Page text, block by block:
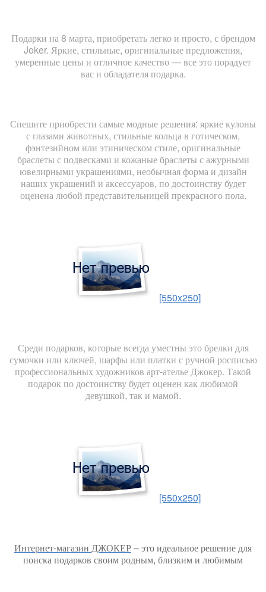
Подарки на 8 марта, приобретать легко и просто, с брендом
Joker. Яркие, стильные, оригинальные предложения,
умеренные цены и отличное качество — все это порадует
вас и обладателя подарка.
Спешите приобрести самые модные решения: яркие кулоны
с глазами животных, стильные кольца в готическом,
фэнтезийном или этиническом стиле, оригинальные
браслеты с подвесками и кожаные браслеты с ажурными
ювелирными украшениями, необычная форма и дизайн
наших украшений и аксессуаров, по достоинству будет
оценена любой представительницей прекрасного пола.
[550x250]
Среди подарков, которые всегда уместны это брелки для
сумочки или ключей, шарфы или платки с ручной росписью
профессиональных художников арт-ателье Джокер. Такой
подарок по достоинству будет оценен как любимой
девушкой, так и мамой.
[550x250]
Интернет-магазин ДЖОКЕР– это идеальное решение для
поиска подарков своим родным, близким и любимым